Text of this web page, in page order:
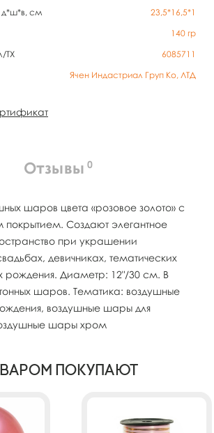
д*ш*в, см
23,5*16,5*1
140 гр
TX
6085711
Ячен Индастриал Груп Ко, ЛТД
Отзывы 0
шаров цвета «розовое золото» с
Создают элегантное
при украшении
девичниках, тематических
рождения. Диаметр: 12"/30 см. В
шаров. Тематика: воздушные
воздушные шары для
шары хром
покупают